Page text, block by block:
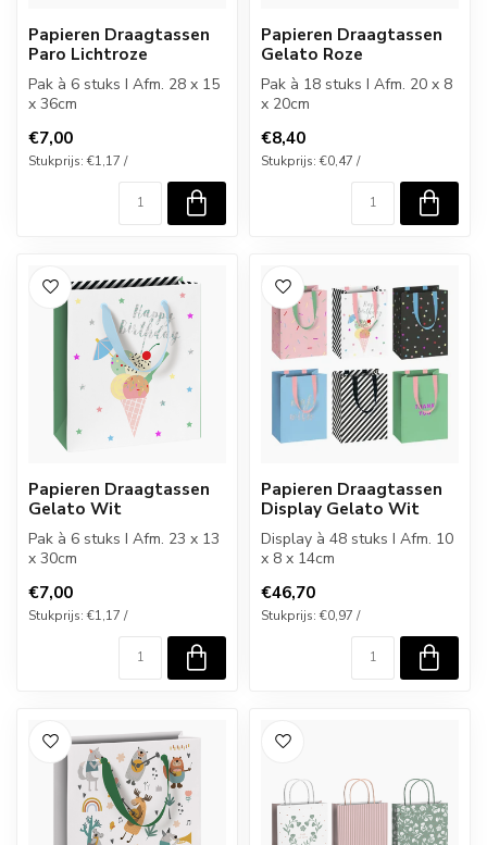
Papieren Draagtassen
Paro Lichtroze
Pak à 6 stuks I Afm. 28 x 15
x 36cm
€7,00
Stukprijs: €1,17 /
Papieren Draagtassen
Gelato Roze
Pak à 18 stuks I Afm. 20 x 8
x 20cm
€8,40
Stukprijs: €0,47 /
Papieren Draagtassen
Gelato Wit
Pak à 6 stuks I Afm. 23 x 13
x 30cm
€7,00
Stukprijs: €1,17 /
Papieren Draagtassen
Display Gelato Wit
Display à 48 stuks I Afm. 10
x 8 x 14cm
€46,70
Stukprijs: €0,97 /